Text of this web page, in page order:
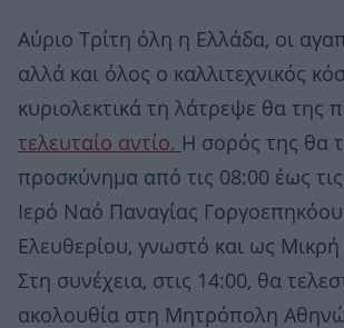
Αύριο Τρίτη όλη η Ελλάδα, οι
αλλά και όλος ο καλλιτεχνικός
κυριολεκτικά τη λάτρεψε θα της
τελευταίο αντίο. Η σορός της θα
προσκύνημα από τις 08:00 έως
Ιερό Ναό Παναγίας Γοργοεπηκόου
Ελευθερίου, γνωστό και ως
Στη συνέχεια, στις 14:00, θα
ακολουθία στη Μητρόπολη